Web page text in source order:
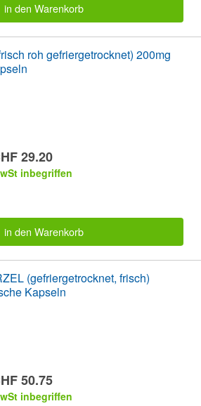
in den Warenkorb
roh gefriergetrocknet) 200mg
29.20
inbegriffen
in den Warenkorb
(gefriergetrocknet, frisch)
Kapseln
50.75
inbegriffen